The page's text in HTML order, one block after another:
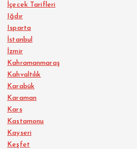
İçecek Tarifleri
Iğdır
Isparta
İstanbul
İzmir
Kahramanmaraş
Kahvaltılık
Karabük
Karaman
Kars
Kastamonu
Kayseri
Keşfet